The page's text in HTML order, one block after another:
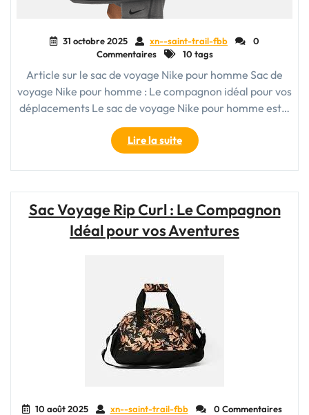
31 octobre 2025 xn--saint-trail-fbb
0
Commentaires
10 tags
Article sur le sac de voyage Nike pour homme Sac de
voyage Nike pour homme : Le compagnon idéal pour vos
déplacements Le sac de voyage Nike pour homme est…
Lire la suite"Sac
de
voyage
homme
:
déplacements"
Sac Voyage Rip Curl : Le Compagnon
Idéal pour vos Aventures
10 août 2025 xn--saint-trail-fbb
0 Commentaires